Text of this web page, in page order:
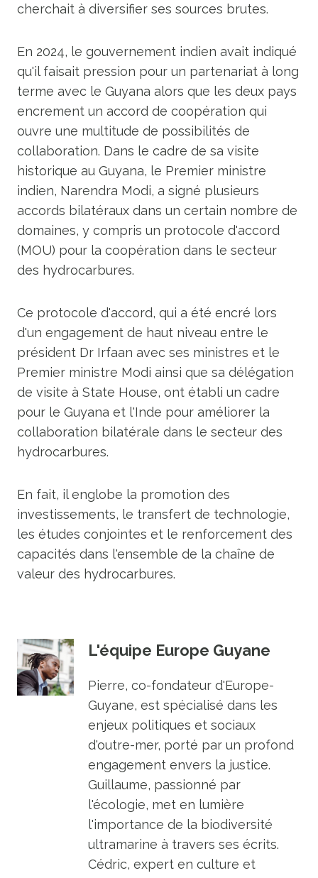
cherchait à diversifier ses sources brutes.
En 2024, le gouvernement indien avait indiqué
qu'il faisait pression pour un partenariat à long
terme avec le Guyana alors que les deux pays
encrement un accord de coopération qui
ouvre une multitude de possibilités de
collaboration. Dans le cadre de sa visite
historique au Guyana, le Premier ministre
indien, Narendra Modi, a signé plusieurs
accords bilatéraux dans un certain nombre de
domaines, y compris un protocole d'accord
(MOU) pour la coopération dans le secteur
des hydrocarbures.
Ce protocole d'accord, qui a été encré lors
d'un engagement de haut niveau entre le
président Dr Irfaan avec ses ministres et le
Premier ministre Modi ainsi que sa délégation
de visite à State House, ont établi un cadre
pour le Guyana et l'Inde pour améliorer la
collaboration bilatérale dans le secteur des
hydrocarbures.
En fait, il englobe la promotion des
investissements, le transfert de technologie,
les études conjointes et le renforcement des
capacités dans l'ensemble de la chaîne de
valeur des hydrocarbures.
L'équipe Europe Guyane
Pierre, co-fondateur d'Europe-
Guyane, est spécialisé dans les
enjeux politiques et sociaux
d'outre-mer, porté par un profond
engagement envers la justice.
Guillaume, passionné par
l'écologie, met en lumière
l'importance de la biodiversité
ultramarine à travers ses écrits.
Cédric, expert en culture et